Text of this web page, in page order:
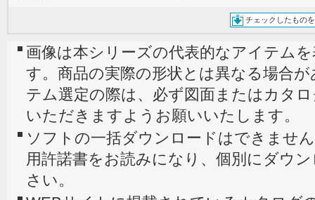
チェックしたもの
画像は本シリーズの代表的なアイテム
す。商品の実際の形状とは異なる場合
テム選定の際は、必ず図面またはカタ
いただきますようお願いいたします。
ソフトの一括ダウンロードはできませ
用許諾書をお読みになり、個別にダウ
さい。